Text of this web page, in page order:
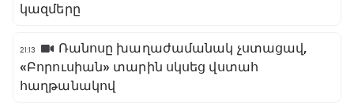
կազմերը
21:13
Ռանոսը խաղաժամանակ չստացավ,
«Բորուսիան» տարին սկսեց վստահ
հաղթանակով